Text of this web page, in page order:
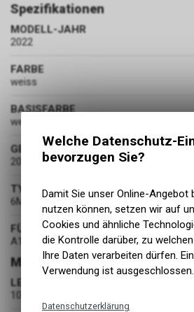
Spezifikationen
MODELL-JAHR
2022
FARBE
weiss
BASISFARBE
weiss
GEWICHT
208 kg
TYPENSCHEINNUMMER
6MB9 73
FÜHRERSCHEINKATEGORIE
A1
Motor
LEISTUNG
10 kW
Welche Datenschutz-
bevorzugen Sie?
Damit Sie unser Online-Angebot
nutzen können, setzen wir auf
Cookies und ähnliche
die Kontrolle darüber, zu
Ihre Daten verarbeiten dürfen.
Verwendung ist ausgeschlossen.
Datenschutzerklärung